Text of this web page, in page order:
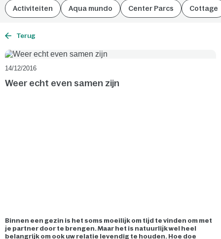
Activiteiten Aqua mundo Center Parcs Cottage
Terug
14/12/2016
Weer echt even samen zijn
Binnen een gezin is het soms moeilijk om tijd te vinden om met
je partner door te brengen. Maar het is natuurlijk wel heel
belangrijk om ook uw relatie levendig te houden. Hoe doe